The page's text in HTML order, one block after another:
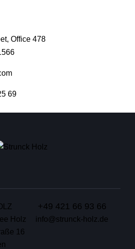
Office 478
69
Holz
16
+49 421 66 93 66
info@strunck-holz.de